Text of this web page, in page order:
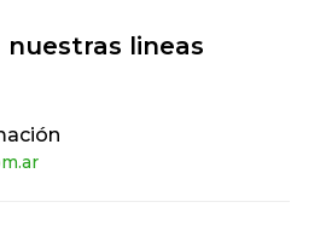
lineas